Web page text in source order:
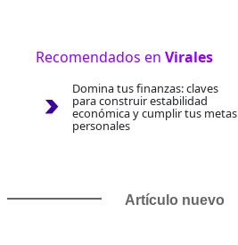
Recomendados en Virales
Domina tus finanzas: claves
para construir estabilidad
económica y cumplir tus metas
personales
Artículo nuevo